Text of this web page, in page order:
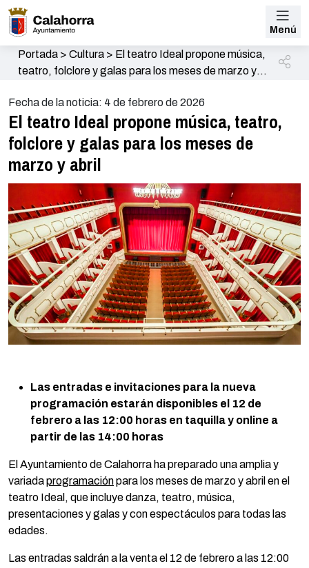
Menú
Portada> Cultura> El teatro Ideal propone música,
teatro, folclore y galas para los meses de marzo y
Fecha de la noticia: 4 de febrero de 2026
El teatro Ideal propone música, teatro,
folclore y galas para los meses de
marzo y abril
Las entradas e invitaciones para la nueva
programación estarán disponibles el 12 de
febrero a las 12:00 horas en taquilla y online a
partir de las 14:00 horas
El Ayuntamiento de Calahorra ha preparado una amplia y
variadaprogramaciónpara los meses de marzo y abril en el
teatro Ideal, que incluye danza, teatro, música,
presentaciones y galas y con espectáculos para todas las
edades.
Las entradas saldrán a la venta el 12 de febrero a las 12:00